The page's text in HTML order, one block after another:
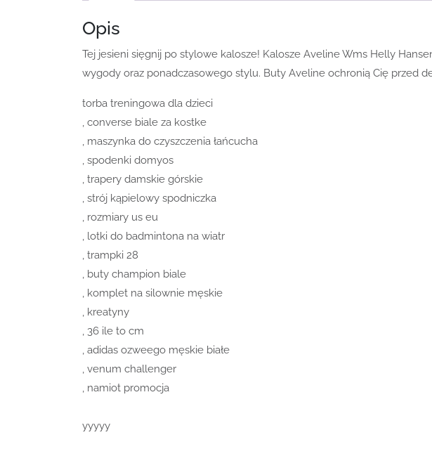
Opis
Tej jesieni sięgnij po stylowe kalosze! Kalosze Aveline Wms Helly
wygody oraz ponadczasowego stylu. Buty Aveline ochronią Cię przed
torba treningowa dla dzieci
, converse biale za kostke
, maszynka do czyszczenia łańcucha
, spodenki domyos
, trapery damskie górskie
, strój kąpielowy spodniczka
, rozmiary us eu
, lotki do badmintona na wiatr
, trampki 28
, buty champion biale
, komplet na silownie męskie
, kreatyny
, 36 ile to cm
, adidas ozweego męskie białe
, venum challenger
, namiot promocja
yyyyy